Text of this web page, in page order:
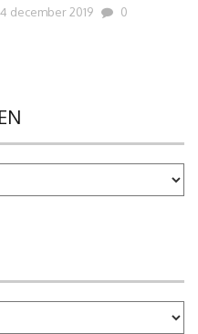
december 2019 0